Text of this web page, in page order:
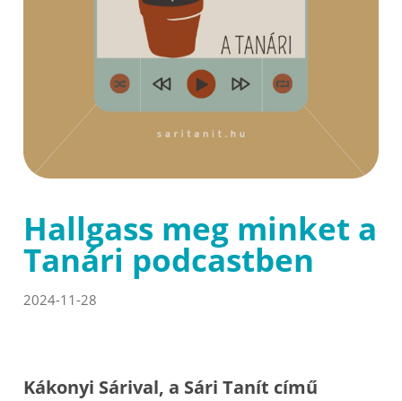
Hallgass meg minket a
Tanári podcastben
2024-11-28
Kákonyi Sárival, a Sári Tanít című